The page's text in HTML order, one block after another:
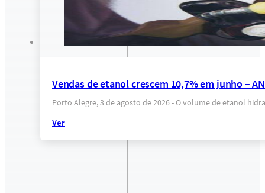
Vendas de etanol crescem 10,7% em junho –
Porto Alegre, 3 de agosto de 2026 - O volume de etanol
Ver